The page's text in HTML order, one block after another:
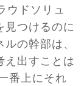
ウドソリュ
見つけるのに
の幹部は、
え出すことは
番上にそれ